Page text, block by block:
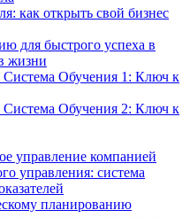
как открыть свой бизнес
для быстрого успеха в
жизни
Обучения 1: Ключ к
Обучения 2: Ключ к
управление компанией
управления: система
планированию